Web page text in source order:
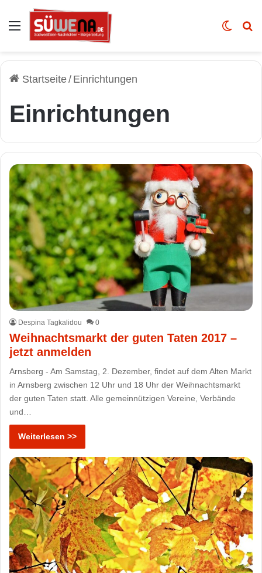
Auswahl Skin
Startseite/ Einrichtungen
Einrichtungen
Despina Tagkalidou 0
Weihnachtsmarkt der guten Taten 2017 –
jetzt anmelden
Arnsberg - Am Samstag, 2. Dezember, findet auf dem Alten Markt
in Arnsberg zwischen 12 Uhr und 18 Uhr der Weihnachtsmarkt
der guten Taten statt. Alle gemeinnützigen Vereine, Verbände
und…
Weiterlesen >>